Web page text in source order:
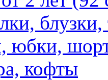
юбки,
кофты